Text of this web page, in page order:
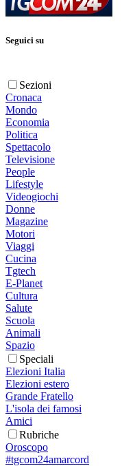
Seguici su
Sezioni
Cronaca
Mondo
Economia
Politica
Spettacolo
Televisione
People
Lifestyle
Videogiochi
Donne
Magazine
Motori
Viaggi
Cucina
Tgtech
E-Planet
Cultura
Salute
Scuola
Animali
Spazio
Speciali
Elezioni Italia
Elezioni estero
Grande Fratello
L'isola dei famosi
Amici
Rubriche
Oroscopo
#tgcom24amarcord